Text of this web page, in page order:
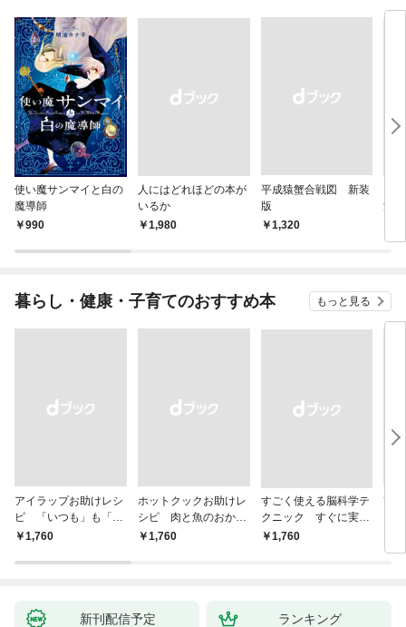
使い魔サンマイと白の
魔導師
990
人にはどれほどの本が
いるか
￥1,980
平成猿蟹合戦図 新装
版
￥1,320
涯て
暮らし・健康・子育てのおすすめ本 もっと見る
アイラップお助けレシ
ピ 「いつも」も「も
しも」もおいしい！
￥1,760
ホットクックお助けレ
シピ 肉と魚のおか
ず 少ない材料＆調味
￥1,760
すごく使える脳科学テ
クニック すぐに実践
したくなる
￥1,760
首
リ
新刊配信予定 ランキング